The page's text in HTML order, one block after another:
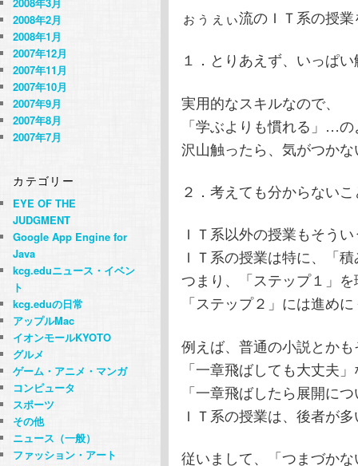
ぉぅぇぃ流のＩＴ系の授
１．とりあえず、いっぱ
実用的なスキルなので、
「学ぶよりも慣れる」…
沢山触ったら、気がつか
２．考えても分からない
ＩＴ系以外の授業もそう
ＩＴ系の授業は特に、「
つまり、「ステップ１」
「ステップ２」には進め
例えば、普通の小説とか
「一章飛ばしても大丈夫
「一章飛ばしたら展開に
ＩＴ系の授業は、後者が
従いまして、「つまづか
2008年2月
2008年1月
2007年12月
2007年11月
2007年10月
2007年9月
2007年8月
2007年7月
カテゴリー
EYE OF THE
JUDGMENT
Google App Engine for
Java
kcg.eduニュース・イベン
ト
kcg.eduの日常
アップルMac
イオンモールKYOTO
グルメ
ゲーム・アニメ・マンガ
コンピュータ
スポーツ
その他
ニュース（一般）
ファッション・アート